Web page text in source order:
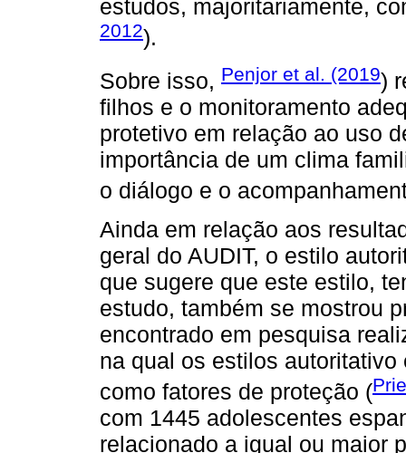
estudos, majoritariamente,
2012).
Sobre isso, Penjor et al. (2019)
filhos e o monitoramento
protetivo em relação ao uso
importância de um clima
o diálogo e o
Ainda em relação aos
geral do AUDIT, o estilo
que sugere que este estilo,
estudo, também se mostrou
encontrado em pesquisa
na qual os estilos
como fatores de proteção (
com 1445 adolescentes
relacionado a igual ou maior